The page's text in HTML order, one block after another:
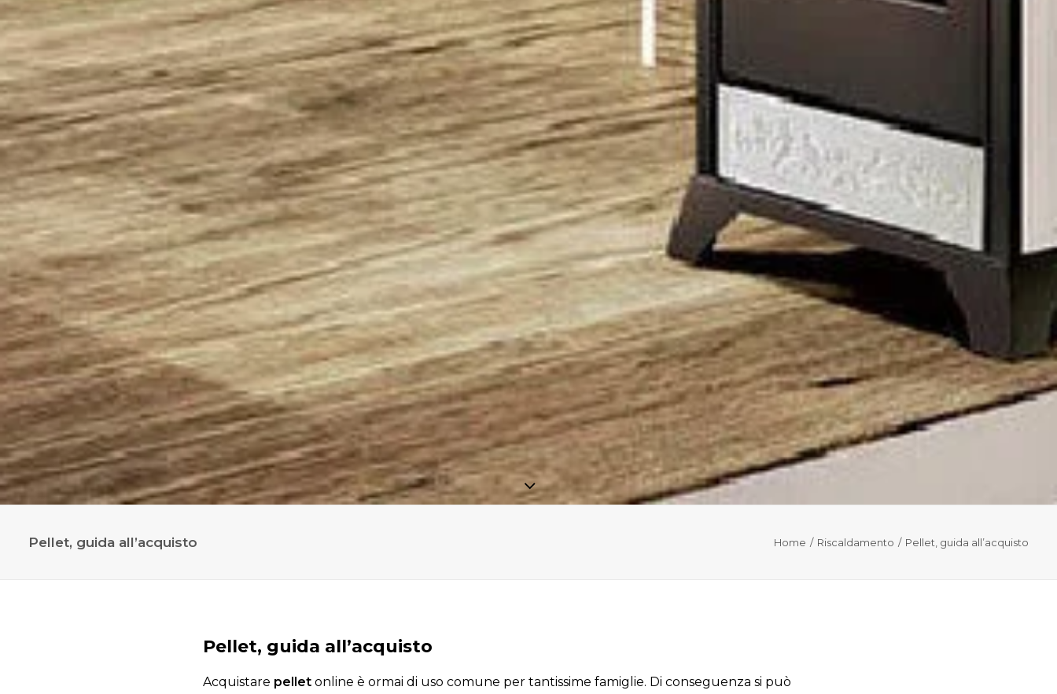
Pellet, guida all’acquisto Home Riscaldamento Pellet, guida all’acquisto
Pellet, guida all’acquisto
Acquistare pellet online è ormai di uso comune per tantissime famiglie. Di conseguenza si può